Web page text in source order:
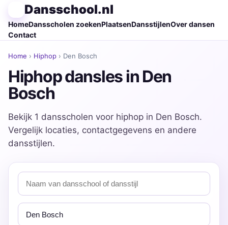
Dansschool.nl
HomeDansscholen zoekenPlaatsenDansstijlenOver dansen
Contact
Home › Hiphop › Den Bosch
Hiphop dansles in Den
Bosch
Bekijk 1 dansscholen voor hiphop in Den Bosch.
Vergelijk locaties, contactgegevens en andere
dansstijlen.